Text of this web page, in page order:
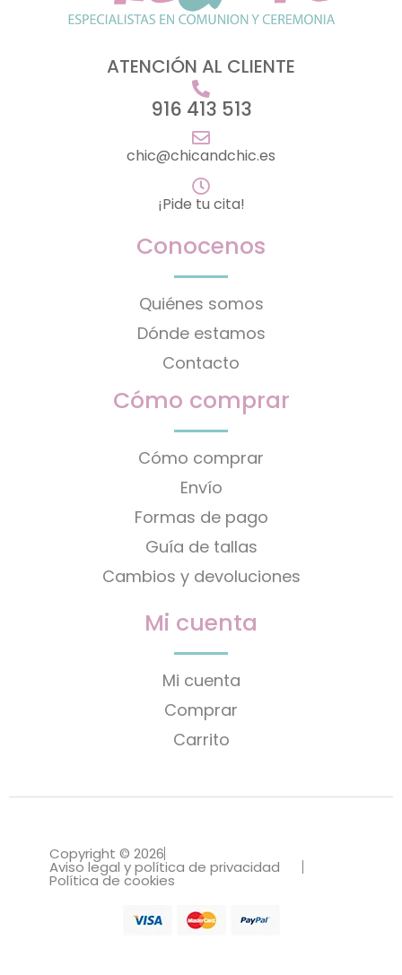
ATENCIÓN AL CLIENTE
916 413 513
chic@chicandchic.es
¡Pide tu cita!
Conocenos
Quiénes somos
Dónde estamos
Contacto
Cómo comprar
Cómo comprar
Envío
Formas de pago
Guía de tallas
Cambios y devoluciones
Mi cuenta
Mi cuenta
Comprar
Carrito
Copyright © 2026
Aviso legal y política de privacidad
Política de cookies